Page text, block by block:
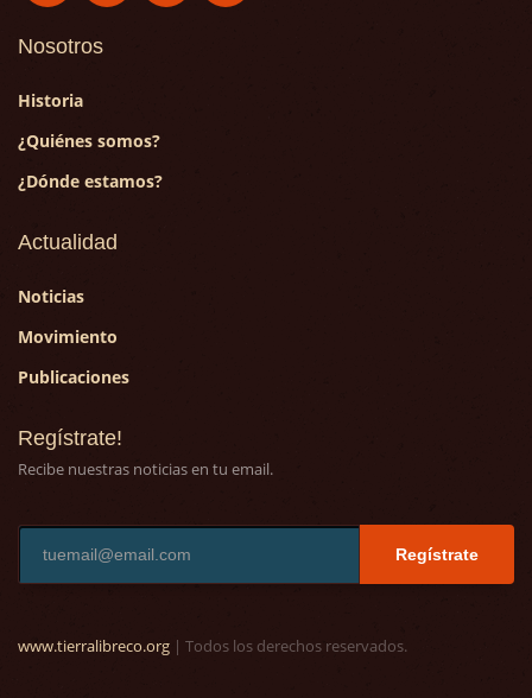
Nosotros
Historia
¿Quiénes somos?
¿Dónde estamos?
Actualidad
Noticias
Movimiento
Publicaciones
Regístrate!
Recibe nuestras noticias en tu email.
Regístrate
www.tierralibreco.org | Todos los derechos reservados.